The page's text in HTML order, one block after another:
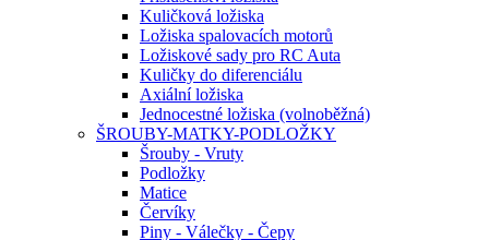
Kuličková ložiska
Ložiska spalovacích motorů
Ložiskové sady pro RC Auta
Kuličky do diferenciálu
Axiální ložiska
Jednocestné ložiska (volnoběžná)
ŠROUBY-MATKY-PODLOŽKY
Šrouby - Vruty
Podložky
Matice
Červíky
Piny - Válečky - Čepy